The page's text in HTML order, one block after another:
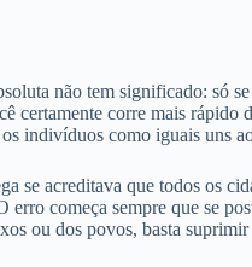
não tem significado: só
corre mais rápido
indivíduos como iguais uns
se acreditava que todos os
começa sempre que se
ou dos povos, basta